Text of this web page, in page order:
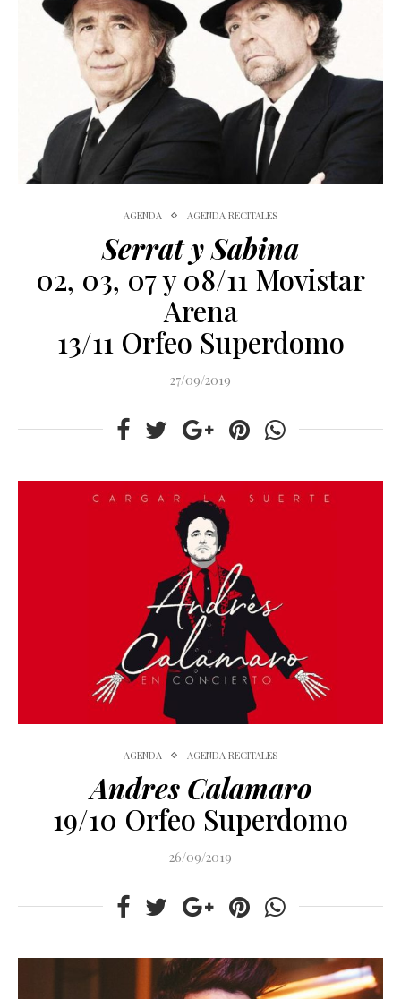
AGENDA AGENDA RECITALES
Serrat y Sabina
02, 03, 07 y 08/11 Movistar
Arena
13/11 Orfeo Superdomo
27/09/2019
AGENDA AGENDA RECITALES
Andres Calamaro
19/10 Orfeo Superdomo
26/09/2019